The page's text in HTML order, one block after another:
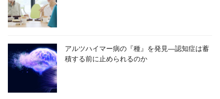
アルツハイマー病の『種』を発見―認知症は蓄
積する前に止められるのか